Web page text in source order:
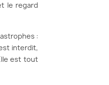
le regard
:
interdit,
est tout